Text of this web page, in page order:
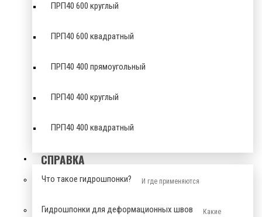
ПРП40 600 круглый
ПРП40 600 квадратный
ПРП40 400 прямоугольный
ПРП40 400 круглый
ПРП40 400 квадратный
СПРАВКА
Что такое гидрошпонки? И где применяются
Гидрошпонки для деформационных швов
Какие